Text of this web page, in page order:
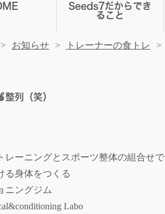
Seeds7だからでき
ること
お知らせ トレーナーの食トレ
整列（笑）
レーニングとスポーツ整体の組合せで
る身体をつくる
ニングジム
Labo